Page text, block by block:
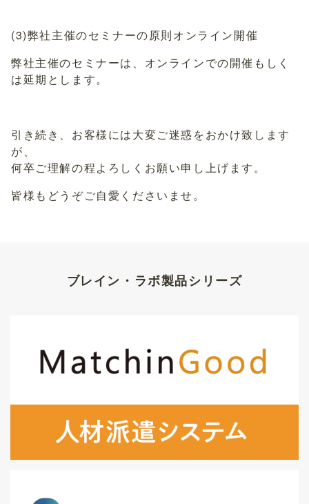
(3)弊社主催のセミナーの原則オンライン開催
弊社主催のセミナーは、オンラインでの開催もしく
は延期とします。
引き続き、お客様には大変ご迷惑をおかけ致します
が、
何卒ご理解の程よろしくお願い申し上げます。
皆様もどうぞご自愛くださいませ。
ブレイン・ラボ製品シリーズ